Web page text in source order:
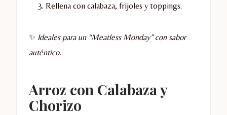
Rellena con calabaza, frijoles y toppings.
✨ Ideales para un “Meatless Monday” con sabor
auténtico.
Arroz con Calabaza y
Chorizo